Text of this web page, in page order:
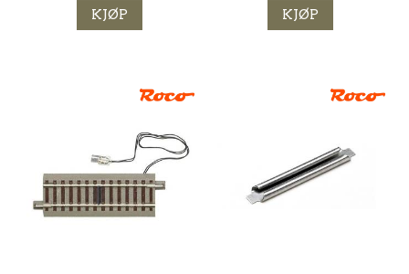
KJØP KJØP